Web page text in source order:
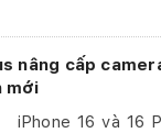
nâng cấp
mới
iPhone 16 và 16